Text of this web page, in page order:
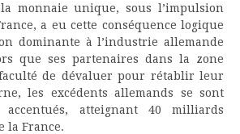
monnaie unique, sous l’impulsion
a eu cette conséquence logique
dominante à l’industrie allemande
que ses partenaires dans la zone
de dévaluer pour rétablir leur
les excédents allemands se sont
accentués, atteignant 40 milliards
la France.